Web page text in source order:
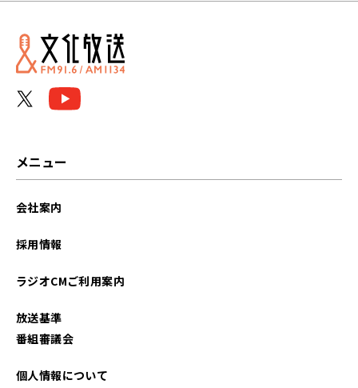
メニュー
会社案内
採用情報
ラジオCMご利用案内
放送基準
番組審議会
個人情報について